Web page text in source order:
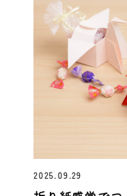
2025.09.29